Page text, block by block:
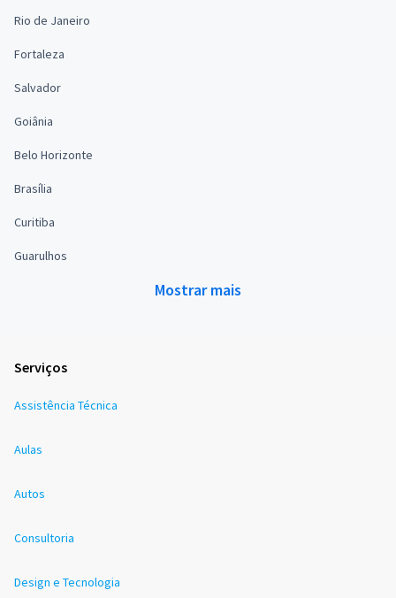
Rio de Janeiro
Fortaleza
Salvador
Goiânia
Belo Horizonte
Brasília
Curitiba
Guarulhos
Mostrar mais
Serviços
Assistência Técnica
Aulas
Autos
Consultoria
Design e Tecnologia